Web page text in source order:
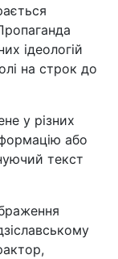
ідеологій
на строк до
у різних
або
текст